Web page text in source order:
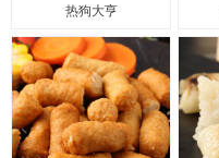
热狗大亨